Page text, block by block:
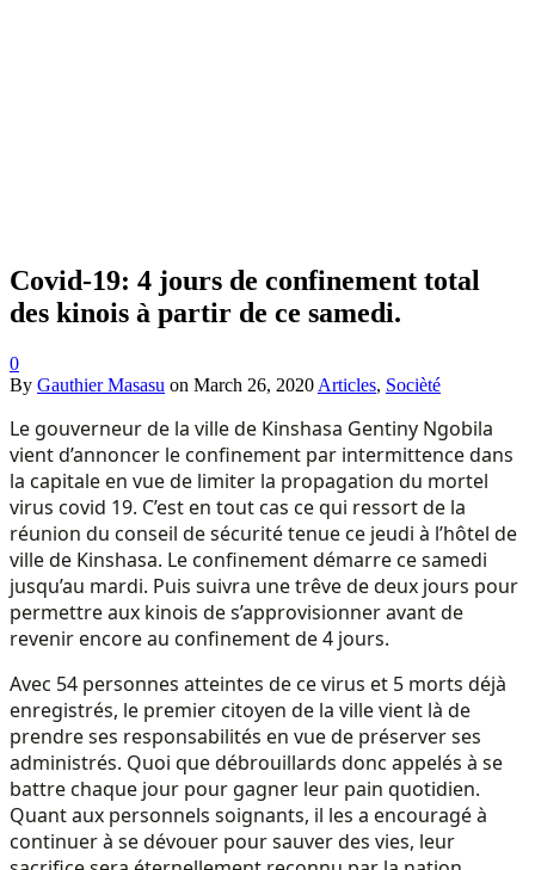
Covid-19: 4 jours de confinement total
des kinois à partir de ce samedi.
0
By Gauthier Masasu on March 26, 2020 Articles, Socièté
Le gouverneur de la ville de Kinshasa Gentiny Ngobila
vient d’annoncer le confinement par intermittence dans
la capitale en vue de limiter la propagation du mortel
virus covid 19. C’est en tout cas ce qui ressort de la
réunion du conseil de sécurité tenue ce jeudi à l’hôtel de
ville de Kinshasa. Le confinement démarre ce samedi
jusqu’au mardi. Puis suivra une trêve de deux jours pour
permettre aux kinois de s’approvisionner avant de
revenir encore au confinement de 4 jours.
Avec 54 personnes atteintes de ce virus et 5 morts déjà
enregistrés, le premier citoyen de la ville vient là de
prendre ses responsabilités en vue de préserver ses
administrés. Quoi que débrouillards donc appelés à se
battre chaque jour pour gagner leur pain quotidien.
Quant aux personnels soignants, il les a encouragé à
continuer à se dévouer pour sauver des vies, leur